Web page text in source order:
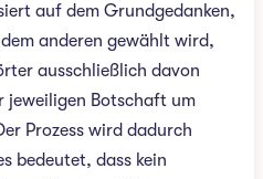
auf dem Grundgedanken,
anderen gewählt wird,
ausschließlich davon
jeweiligen Botschaft um
Prozess wird dadurch
bedeutet, dass kein